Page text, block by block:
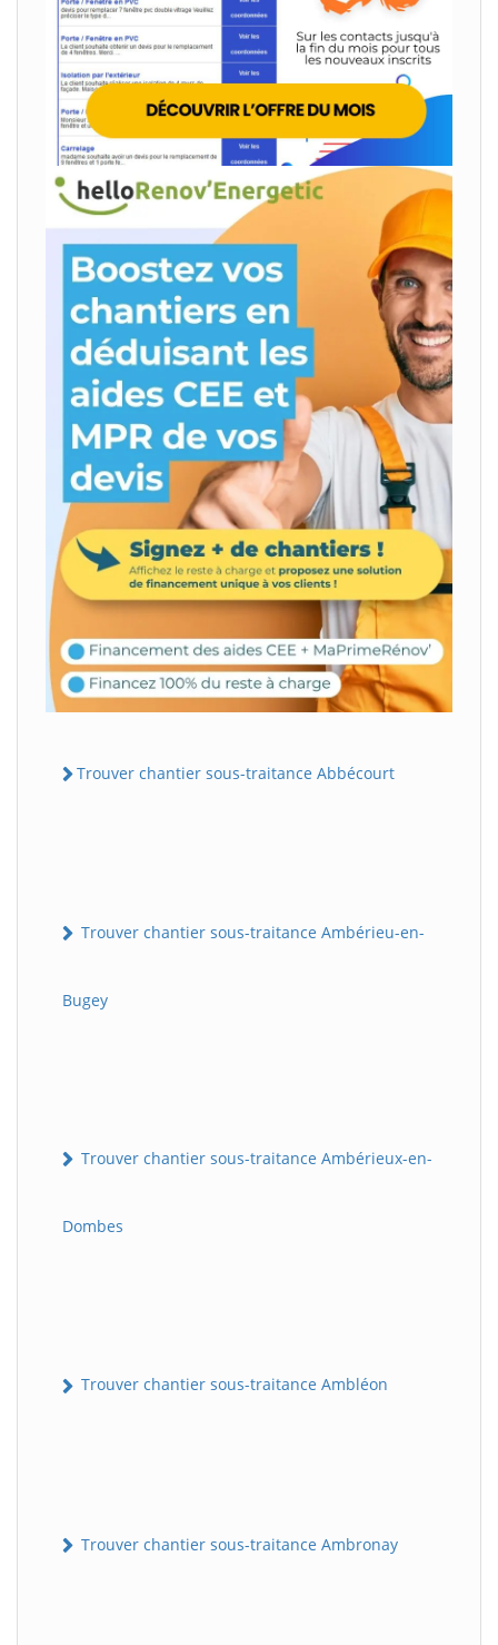
Trouver chantier sous-traitance Abbécourt
Trouver chantier sous-traitance Ambérieu-en-
Bugey
Trouver chantier sous-traitance Ambérieux-en-
Dombes
Trouver chantier sous-traitance Ambléon
Trouver chantier sous-traitance Ambronay